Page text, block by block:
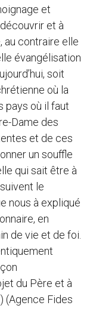
et
et à
au contraire elle
évangélisation
soit
où la
pays où il faut
Dame des
et de ces
un souffle
qui sait être à
le
nous à expliqué
en
de vie et de foi.
du Père et à
(Agence Fides